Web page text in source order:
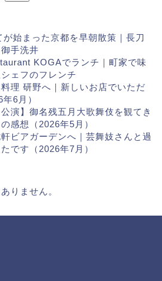
が始まった京都を早朝散策｜長刀
手洗井
KOGAでランチ｜町家で味
ェフのフレンチ
料理 研野へ｜新しいお店でいただ
6月）
演】御名残五月大歌舞伎を観てき
感想（2026年5月）
ビアガーデンへ｜芸舞妓さんと過
です（2026年7月）
りません。